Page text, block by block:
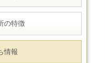
の特徴
情報